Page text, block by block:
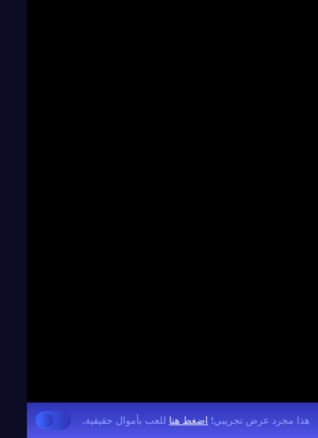
هذا مجرد عرض تجريبي! اضغط هنا للعب بأموال حقيقية.